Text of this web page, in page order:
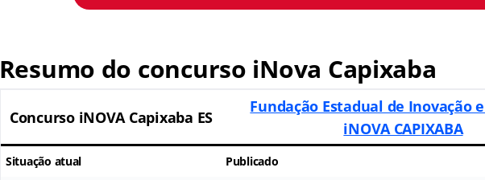
Resumo do concurso iNova Capixaba
Concurso iNOVA Capixaba ES
Fundação Estadual de Inovação
iNOVA CAPIXABA
Situação atual Publicado